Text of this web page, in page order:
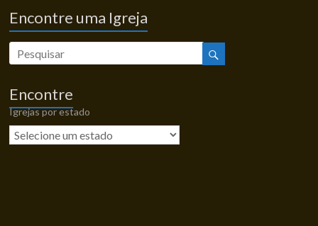
Encontre uma Igreja
Encontre
Igrejas por estado